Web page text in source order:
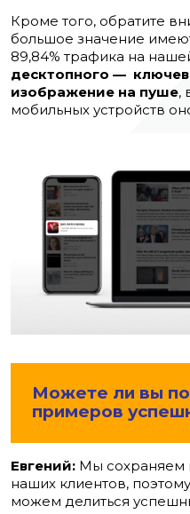
Кроме того, обратите
большое значение
89,84% трафика на
десктопного —
изображение на пуше,
мобильных устройств
Можете ли вы
примеров
Евгений: Мы сохраняем
наших клиентов,
можем делиться